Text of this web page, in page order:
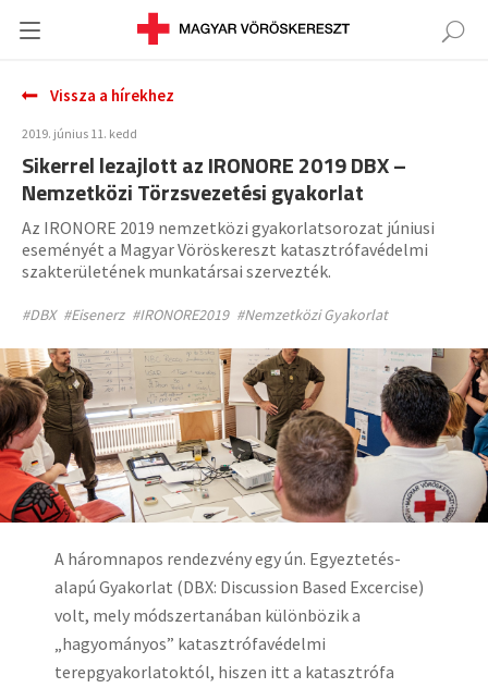
Vissza a hírekhez
2019. június 11. kedd
Sikerrel lezajlott az IRONORE 2019 DBX –
Nemzetközi Törzsvezetési gyakorlat
Az IRONORE 2019 nemzetközi gyakorlatsorozat júniusi
eseményét a Magyar Vöröskereszt katasztrófavédelmi
szakterületének munkatársai szervezték.
#DBX #Eisenerz #IRONORE2019 #Nemzetközi Gyakorlat
A háromnapos rendezvény egy ún. Egyeztetés-
alapú Gyakorlat (DBX: Discussion Based Excercise)
volt, mely módszertanában különbözik a
„hagyományos” katasztrófavédelmi
terepgyakorlatoktól, hiszen itt a katasztrófa